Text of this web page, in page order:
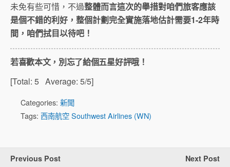
未免有些可惜，不過整體而言這次的舉措對咱們旅客應該
是個不錯的利好，整個計劃完全實施落地估計需要1-2年時
間，咱們拭目以待吧！
若喜歡本文，別忘了給個五星好評哦！
[Total: 5 Average: 5/5]
Categories: 新聞
Tags: 西南航空 Southwest Airlines (WN)
Previous Post Next Post